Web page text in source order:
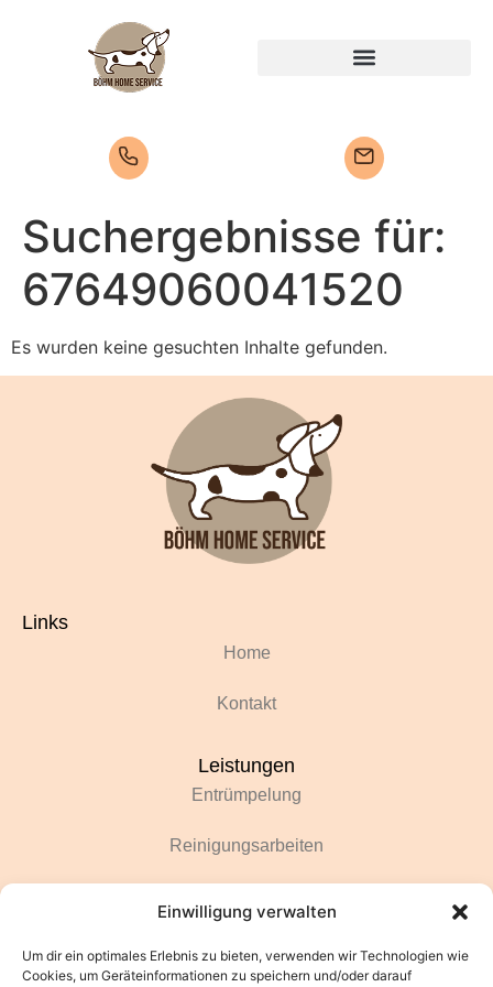
Einwilligung verwalten
Um dir ein optimales Erlebnis zu bieten, verwenden wir Technologien wie
Cookies, um Geräteinformationen zu speichern und/oder darauf
Suchergebnisse für:
67649060041520
Es wurden keine gesuchten Inhalte gefunden.
Links
Home
Kontakt
Leistungen
Entrümpelung
Reinigungsarbeiten
Gartenarbeiten